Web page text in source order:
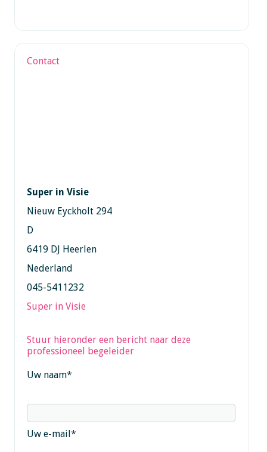
Contact
Super in Visie
Nieuw Eyckholt 294
D
6419 DJ Heerlen
Nederland
045-5411232
Super in Visie
Stuur hieronder een bericht naar deze
professioneel begeleider
Uw naam*
Uw e-mail*